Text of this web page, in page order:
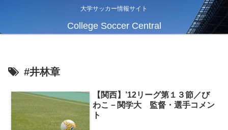
大学サッカー情報サイト
College Soccer Central
#井林章
【関西】’12リーグ第１３節／び
わこ－関学大 監督・選手コメン
ト